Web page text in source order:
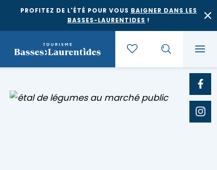
PROFITEZ DE L'ÉTÉ POUR VOUS BAIGNER DANS LES
BASSES-LAURENTIDES !
Quoi faire